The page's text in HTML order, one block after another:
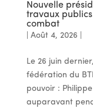
Nouvelle
travaux
combat
Août 4, 2026
Le 26 juin
fédération du
pouvoir :
auparavant